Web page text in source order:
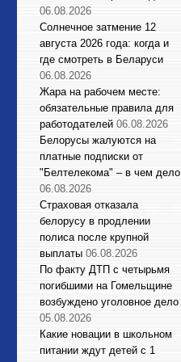
06.08.2026
Солнечное затмение 12
августа 2026 года: когда и
где смотреть в Беларуси
06.08.2026
Жара на рабочем месте:
обязательные правила для
работодателей 06.08.2026
Белорусы жалуются на
платные подписки от
"Белтелекома" – в чем дело
06.08.2026
Страховая отказала
белорусу в продлении
полиса после крупной
выплаты 06.08.2026
По факту ДТП с четырьмя
погибшими на Гомельщине
возбуждено уголовное дело
05.08.2026
Какие новации в школьном
питании ждут детей с 1